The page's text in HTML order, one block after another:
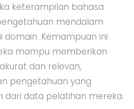
keterampilan bahasa
mendalam
Kemampuan ini
mampu memberikan
dan relevan,
pengetahuan yang
dari data pelatihan mereka.